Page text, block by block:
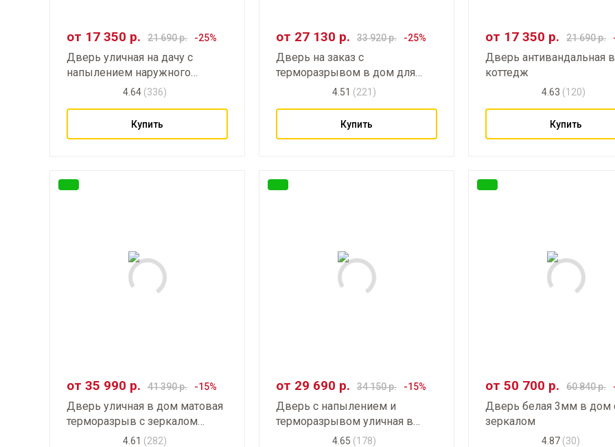
от 17 350 р. 21 690р.
Дверь уличная на дачу с
напылением наружного
открывания4.64 (336)
Купить
от 27 130 р. 33 920р.
Дверь на заказ с
терморазрывом в дом для
защиты от шума и взлома
4.51 (221)
Купить
от 17 350 р. 21 690р.
Дверь антивандальная в
коттедж
4.63 (120)
Купить
от 35 990 р. 41 390р.
Дверь уличная в дом матовая
терморазрыв с зеркалом
усиления стандартная
4.61 (282)
от 29 690 р. 34 150р.
Дверь с напылением и
терморазрывом уличная в
частный дом4.65 (178)
от 50 700 р. 60 840р.
Дверь белая 3мм в дом
зеркалом
4.87 (30)